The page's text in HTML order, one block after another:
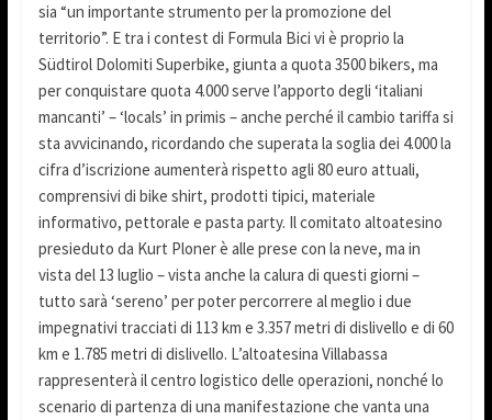
sia “un importante strumento per la promozione del
territorio”. E tra i contest di Formula Bici vi è proprio la
Südtirol Dolomiti Superbike, giunta a quota 3500 bikers, ma
per conquistare quota 4.000 serve l’apporto degli ‘italiani
mancanti’ – ‘locals’ in primis – anche perché il cambio tariffa si
sta avvicinando, ricordando che superata la soglia dei 4.000 la
cifra d’iscrizione aumenterà rispetto agli 80 euro attuali,
comprensivi di bike shirt, prodotti tipici, materiale
informativo, pettorale e pasta party. Il comitato altoatesino
presieduto da Kurt Ploner è alle prese con la neve, ma in
vista del 13 luglio – vista anche la calura di questi giorni –
tutto sarà ‘sereno’ per poter percorrere al meglio i due
impegnativi tracciati di 113 km e 3.357 metri di dislivello e di 60
km e 1.785 metri di dislivello. L’altoatesina Villabassa
rappresenterà il centro logistico delle operazioni, nonché lo
scenario di partenza di una manifestazione che vanta una